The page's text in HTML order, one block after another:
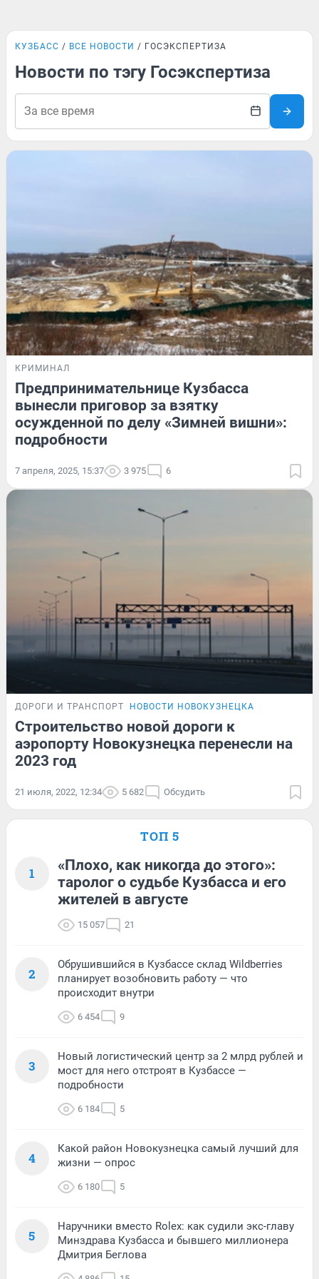
КУЗБАСС ВСЕ НОВОСТИ ГОСЭКСПЕРТИЗА
Новости по тэгу Госэкспертиза
КРИМИНАЛ
Предпринимательнице Кузбасса
вынесли приговор за взятку
осужденной по делу «Зимней вишни»:
подробности
7 апреля, 2025, 15:37 3 975 6
ДОРОГИ И ТРАНСПОРТ НОВОСТИ НОВОКУЗНЕЦКА
Строительство новой дороги к
аэропорту Новокузнецка перенесли на
2023 год
21 июля, 2022, 12:34 5 682 Обсудить
ТОП 5
1
«Плохо, как никогда до этого»:
таролог о судьбе Кузбасса и его
жителей в августе
15 057 21
2
Обрушившийся в Кузбассе склад Wildberries
планирует возобновить работу — что
происходит внутри
6 454 9
3
Новый логистический центр за 2 млрд рублей и
мост для него отстроят в Кузбассе —
подробности
6 184 5
4
Какой район Новокузнецка самый лучший для
жизни — опрос
6 180 5
5
Наручники вместо Rolex: как судили экс-главу
Минздрава Кузбасса и бывшего миллионера
Дмитрия Беглова